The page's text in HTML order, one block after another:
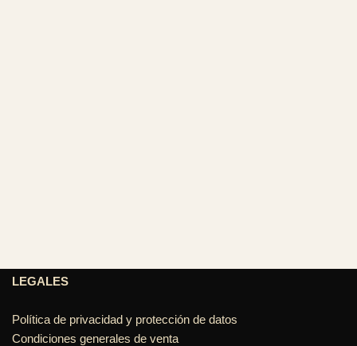
LEGALES
Política de privacidad y protección de datos
Condiciones generales de venta